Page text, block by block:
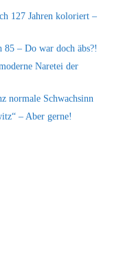
127 Jahren koloriert –
85 – Do war doch äbs?!
Naretei der
normale Schwachsinn
– Aber gerne!